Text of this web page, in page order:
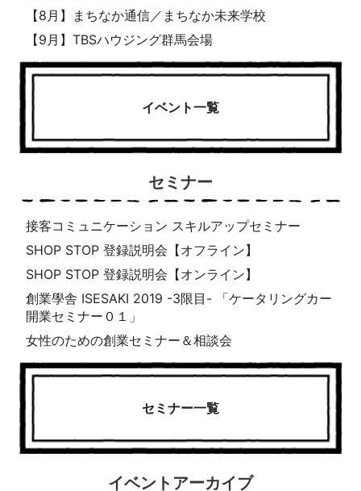
【8月】まちなか通信／まちなか未来学校
【9月】TBSハウジング群馬会場
イベント一覧
セミナー
接客コミュニケーション スキルアップセミナー
SHOP STOP 登録説明会【オフライン】
SHOP STOP 登録説明会【オンライン】
創業學舎 ISESAKI 2019 -3限目- 「ケータリングカー
開業セミナー０１」
女性のための創業セミナー＆相談会
セミナー一覧
イベントアーカイブ